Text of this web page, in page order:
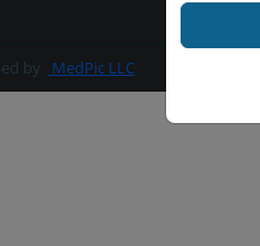
by MedPic LLC